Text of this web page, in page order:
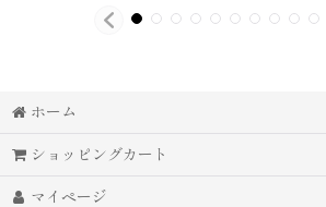
ホーム
ショッピングカート
マイページ